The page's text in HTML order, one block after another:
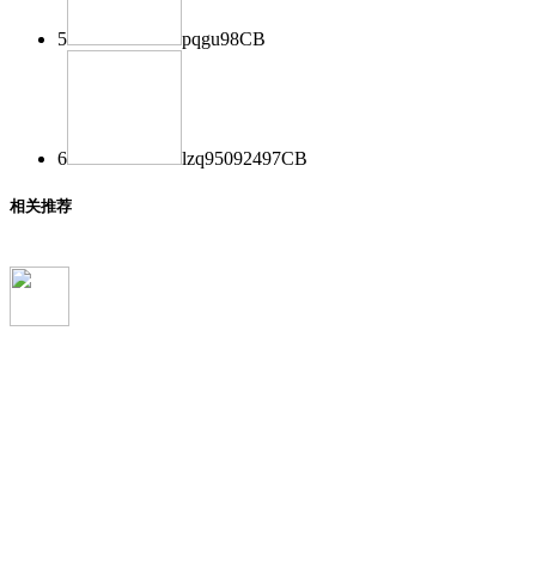
5 pqgu98CB
6 lzq95092497CB
相关推荐